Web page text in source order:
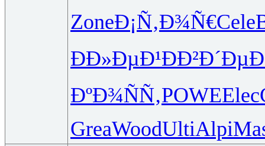
ZoneÐ¡Ñ‚Ð¾Ñ€Cele
ÐÐ»ÐµÐ¹ÐÐ²Ð´Ðµ
ÐºÐ¾ÑÑ‚POWEElec
GreaWoodUltiAlpi